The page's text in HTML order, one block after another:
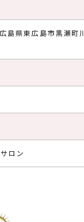
県東広島市黒瀬
ロン